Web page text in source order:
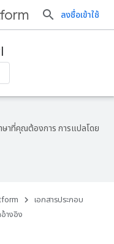
ลงชื่อเข้าใช้
ษาที่คุณต้องการ การแปลโดย
เอกสารประกอบ
างอิง